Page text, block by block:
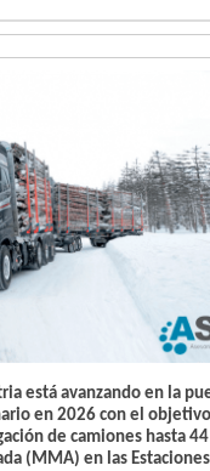
está avanzando en la
en 2026 con el
de camiones hasta
(MMA) en las